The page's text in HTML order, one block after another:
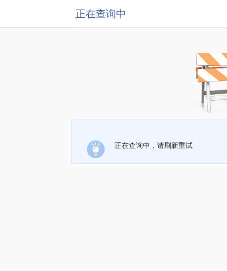
正在查询中
正在查询中，请刷新重试